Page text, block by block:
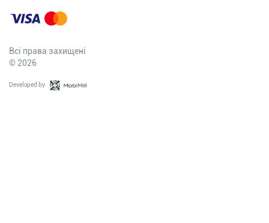
Всі права захищені
© 2026
Developed by